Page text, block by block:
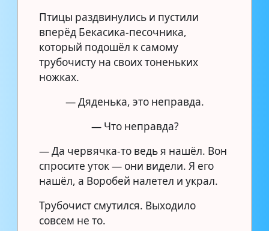
Птицы раздвинулись и пустили
вперёд Бекасика-песочника,
который подошёл к самому
трубочисту на своих тоненьких
ножках.
— Дяденька, это неправда.
— Что неправда?
— Да червячка-то ведь я нашёл. Вон
спросите уток — они видели. Я его
нашёл, а Воробей налетел и украл.
Трубочист смутился. Выходило
совсем не то.